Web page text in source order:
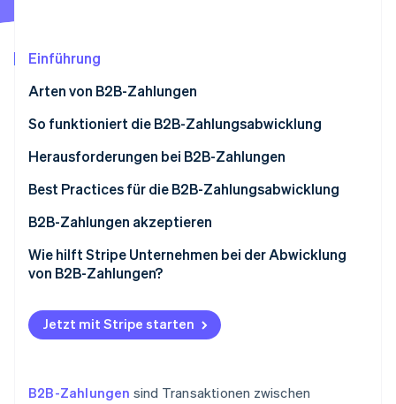
CO₂-Entnahme
Identity
Online-Identitätsprüfung
Erfahren Sie, wie Stripe Lösungen für die
Jetzt ansehen
Einführung
Arten von B2B-Zahlungen
So funktioniert die B2B-Zahlungsabwicklung
Herausforderungen bei B2B-Zahlungen
Best Practices für die B2B-Zahlungsabwicklung
B2B-Zahlungen akzeptieren
Der Prozess der Akzeptanz von B2B-Zahlungen
Wie hilft Stripe Unternehmen bei der Abwicklung
von B2B-Zahlungen?
Jetzt mit Stripe starten
B2B-Zahlungen sind Transaktionen zwischen